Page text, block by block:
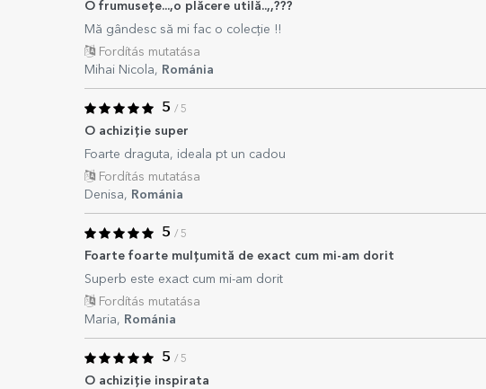
O frumusețe...,o plăcere utilă..,,???
Mă gândesc să mi fac o colecție !!
Fordítás mutatása
Mihai Nicola, Románia
5 / 5
O achiziție super
Foarte draguta, ideala pt un cadou
Fordítás mutatása
Denisa, Románia
5 / 5
Foarte foarte mulțumită de exact cum mi-am dorit
Superb este exact cum mi-am dorit
Fordítás mutatása
Maria, Románia
5 / 5
O achiziție inspirata